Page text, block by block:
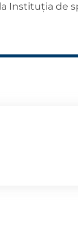
Instituția de